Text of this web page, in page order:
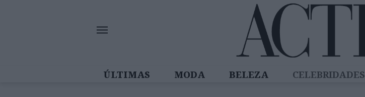
ÚLTIMAS MODA BELEZA CELEBRIDADES